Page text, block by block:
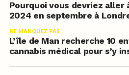
Pourquoi vous devriez aller
2024 en septembre à
NE MANQUEZ PAS
L’île de Man recherche 10
cannabis médical pour s’y